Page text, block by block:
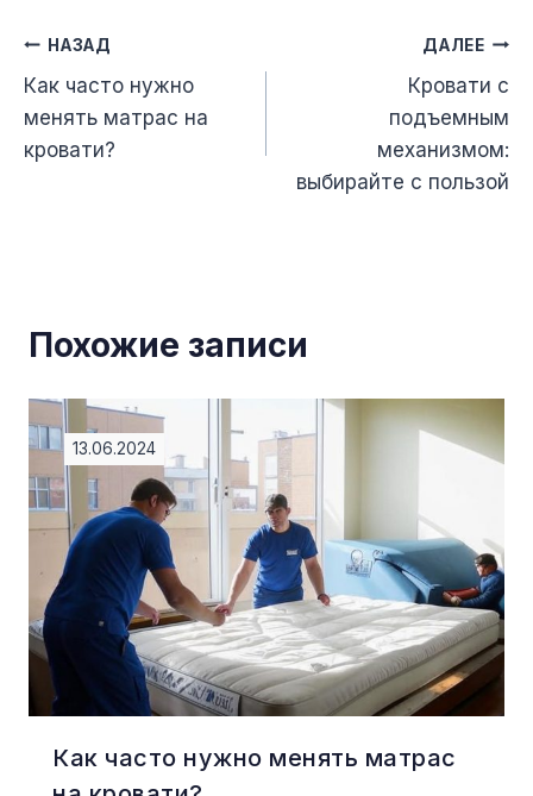
Навигация
по
записям
НАЗАД
Как часто нужно
менять матрас на
кровати?
ДАЛЕЕ
Кровати с
подъемным
механизмом:
выбирайте с пользой
Похожие записи
Как часто нужно менять матрас
13.06.2024